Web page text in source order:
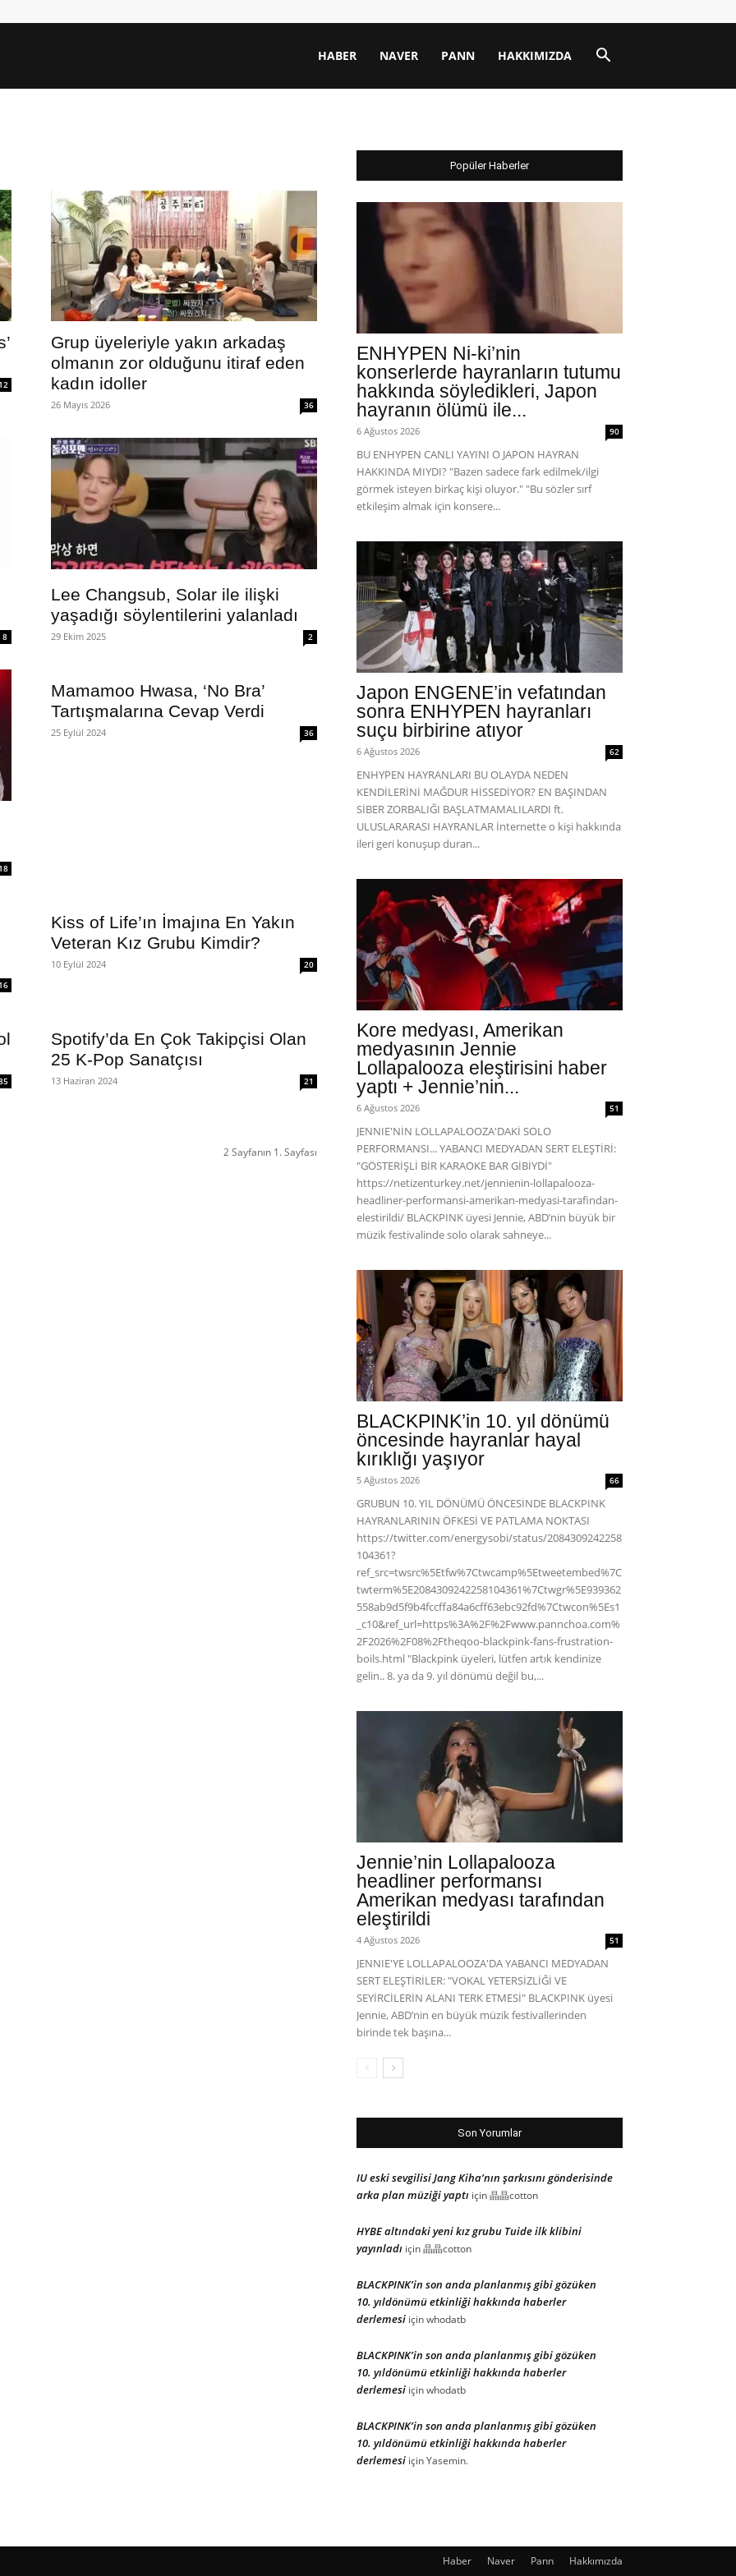
HABER NAVER PANN HAKKIMIZDA
Grup üyeleriyle yakın arkadaş
olmanın zor olduğunu itiraf eden
kadın idoller
26 Mayıs 2026 36
8
Lee Changsub, Solar ile ilişki
yaşadığı söylentilerini yalanladı
29 Ekim 2025 2
Mamamoo Hwasa, ‘No Bra’
Tartışmalarına Cevap Verdi
25 Eylül 2024 36
Kiss of Life’ın İmajına En Yakın
Veteran Kız Grubu Kimdir?
10 Eylül 2024 20
Spotify’da En Çok Takipçisi Olan
25 K-Pop Sanatçısı
13 Haziran 2024 21
2 Sayfanın 1. Sayfası
Popüler Haberler
ENHYPEN Ni-ki’nin
konserlerde hayranların tutumu
hakkında söyledikleri, Japon
hayranın ölümü ile...
6 Ağustos 2026 90
BU ENHYPEN CANLI YAYINI O JAPON HAYRAN
HAKKINDA MIYDI? "Bazen sadece fark edilmek/ilgi
görmek isteyen birkaç kişi oluyor." "Bu sözler sırf
etkileşim almak için konsere...
Japon ENGENE’in vefatından
sonra ENHYPEN hayranları
suçu birbirine atıyor
6 Ağustos 2026 62
ENHYPEN HAYRANLARI BU OLAYDA NEDEN
KENDİLERİNİ MAĞDUR HİSSEDİYOR? EN BAŞINDAN
SİBER ZORBALIĞI BAŞLATMAMALILARDI ft.
ULUSLARARASI HAYRANLAR İnternette o kişi hakkında
ileri geri konuşup duran...
Kore medyası, Amerikan
medyasının Jennie
Lollapalooza eleştirisini haber
yaptı + Jennie’nin...
6 Ağustos 2026 51
JENNIE'NİN LOLLAPALOOZA'DAKİ SOLO
PERFORMANSI... YABANCI MEDYADAN SERT ELEŞTİRİ:
"GÖSTERİŞLİ BİR KARAOKE BAR GİBİYDİ"
https://netizenturkey.net/jennienin-lollapalooza-
headliner-performansi-amerikan-medyasi-tarafindan-
elestirildi/ BLACKPINK üyesi Jennie, ABD’nin büyük bir
müzik festivalinde solo olarak sahneye...
BLACKPINK’in 10. yıl dönümü
öncesinde hayranlar hayal
kırıklığı yaşıyor
5 Ağustos 2026 66
GRUBUN 10. YIL DÖNÜMÜ ÖNCESİNDE BLACKPINK
HAYRANLARININ ÖFKESİ VE PATLAMA NOKTASI
https://twitter.com/energysobi/status/2084309242258
104361?
ref_src=twsrc%5Etfw%7Ctwcamp%5Etweetembed%7C
twterm%5E2084309242258104361%7Ctwgr%5E939362
558ab9d5f9b4fccffa84a6cff63ebc92fd%7Ctwcon%5Es1
_c10&ref_url=https%3A%2F%2Fwww.pannchoa.com%
2F2026%2F08%2Ftheqoo-blackpink-fans-frustration-
boils.html "Blackpink üyeleri, lütfen artık kendinize
gelin.. 8. ya da 9. yıl dönümü değil bu,...
Jennie’nin Lollapalooza
headliner performansı
Amerikan medyası tarafından
eleştirildi
4 Ağustos 2026 51
JENNIE'YE LOLLAPALOOZA'DA YABANCI MEDYADAN
SERT ELEŞTİRİLER: "VOKAL YETERSİZLİĞİ VE
SEYİRCİLERİN ALANI TERK ETMESİ" BLACKPINK üyesi
Jennie, ABD’nin en büyük müzik festivallerinden
birinde tek başına...
Son Yorumlar
IU eski sevgilisi Jang Kiha’nın şarkısını gönderisinde
arka plan müziği yaptı için晶晶cotton
HYBE altındaki yeni kız grubu Tuide ilk klibini
yayınladı için晶晶cotton
BLACKPINK’in son anda planlanmış gibi gözüken
10. yıldönümü etkinliği hakkında haberler
derlemesi içinwhodatb
BLACKPINK’in son anda planlanmış gibi gözüken
10. yıldönümü etkinliği hakkında haberler
derlemesi içinwhodatb
BLACKPINK’in son anda planlanmış gibi gözüken
10. yıldönümü etkinliği hakkında haberler
derlemesi içinYasemin.
Haber Naver Pann Hakkımızda